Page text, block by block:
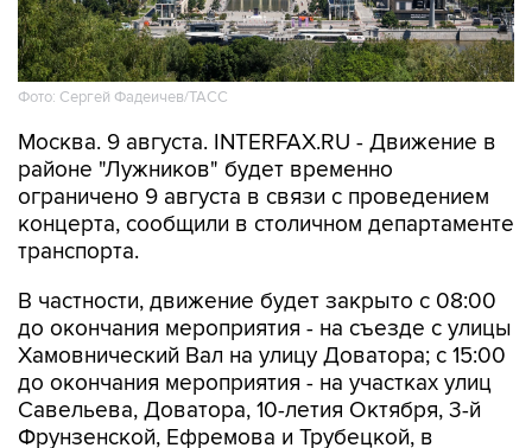
Фото: Сергей Фадеичев/ТАСС
Москва. 9 августа. INTERFAX.RU - Движение в
ограничено 9 августа в связи с проведением
концерта, сообщили в столичном департаменте
транспорта.
В частности, движение будет закрыто с 08:00
Хамовнический Вал на улицу Доватора; с 15:00
до окончания мероприятия - на участках улиц
Савельева, Доватора, 10-летия Октября, 3-й
Фрунзенской, Ефремова и Трубецкой, в
Проектируемом проезде № 2309.